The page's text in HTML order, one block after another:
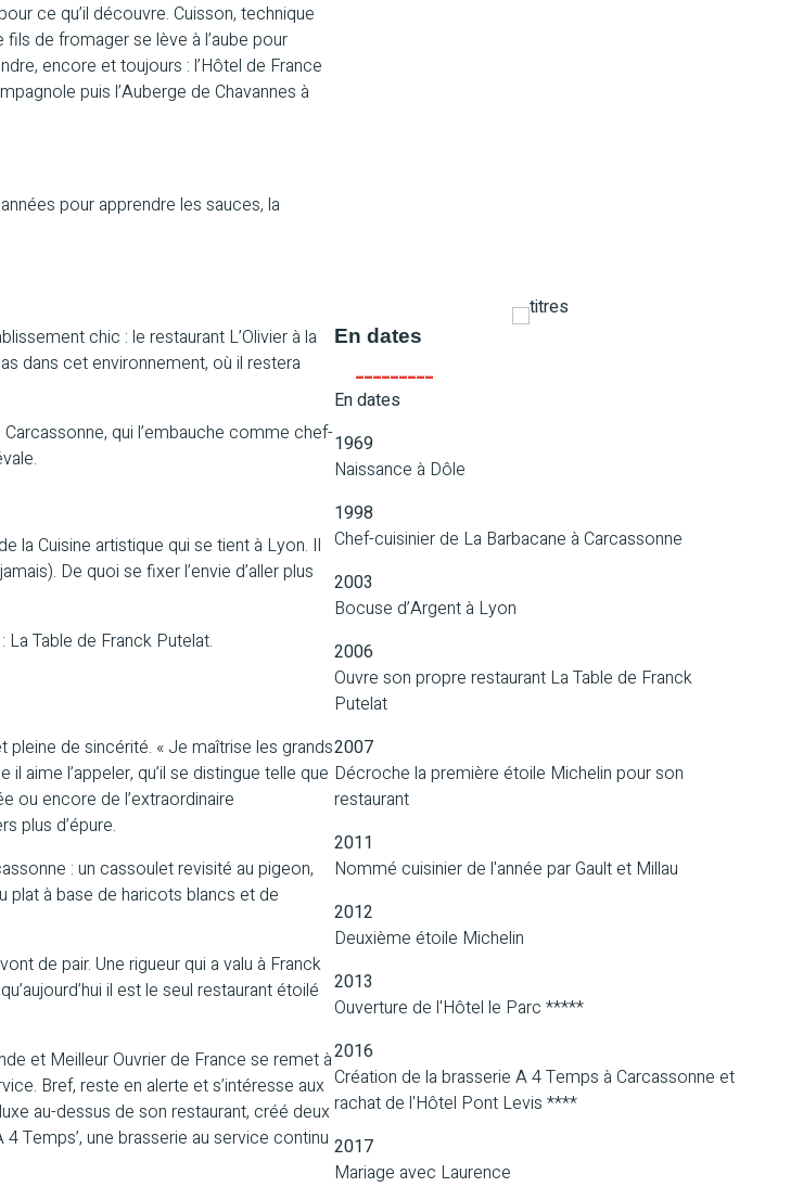
ce qu’il découvre. Cuisson, technique
de fromager se lève à l’aube pour
encore et toujours : l’Hôtel de France
puis l’Auberge de Chavannes à
pour apprendre les sauces, la
chic : le restaurant L’Olivier à la
dans cet environnement, où il restera
qui l’embauche comme chef-
la Cuisine artistique qui se tient à Lyon. Il
De quoi se fixer l’envie d’aller plus
Table de Franck Putelat.
pleine de sincérité. « Je maîtrise les grands
aime l’appeler, qu’il se distingue telle que
ou encore de l’extraordinaire
plus d’épure.
: un cassoulet revisité au pigeon,
plat à base de haricots blancs et de
de pair. Une rigueur qui a valu à Franck
il est le seul restaurant étoilé
et Meilleur Ouvrier de France se remet à
Bref, reste en alerte et s’intéresse aux
au-dessus de son restaurant, créé deux
Temps’, une brasserie au service continu
En dates
En dates
1969
Naissance à Dôle
1998
Chef-cuisinier de La Barbacane à Carcassonne
2003
Bocuse d’Argent à Lyon
2006
Ouvre son propre restaurant La Table de Franck
Putelat
2007
Décroche la première étoile Michelin pour son
restaurant
2011
Nommé cuisinier de l'année par Gault et Millau
2012
Deuxième étoile Michelin
2013
Ouverture de l'Hôtel le Parc *****
2016
Création de la brasserie A 4 Temps à Carcassonne et
rachat de l'Hôtel Pont Levis ****
2017
Mariage avec Laurence